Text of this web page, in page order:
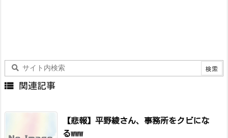
 関連記事
【悲報】平野綾さん、事務所をクビにな
るwww